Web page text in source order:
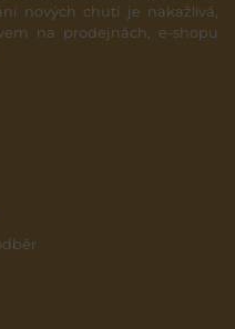
nových chutí je nakažlivá,
na prodejnách, e-shopu